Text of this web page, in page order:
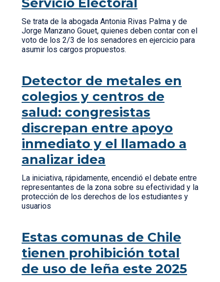
Se trata de la abogada Antonia Rivas Palma y de
Jorge Manzano Gouet, quienes deben contar con el
voto de los 2/3 de los senadores en ejercicio para
asumir los cargos propuestos.
Detector de metales en
colegios y centros de
salud: congresistas
discrepan entre apoyo
inmediato y el llamado a
analizar idea
La iniciativa, rápidamente, encendió el debate entre
representantes de la zona sobre su efectividad y la
protección de los derechos de los estudiantes y
usuarios
Estas comunas de Chile
tienen prohibición total
de uso de leña este 2025